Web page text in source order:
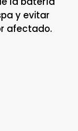
y evitar
afectado.